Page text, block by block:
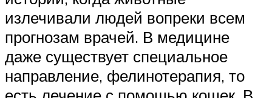
излечивали людей вопреки всем
прогнозам врачей. В медицине
даже существует специальное
направление, фелинотерапия, то